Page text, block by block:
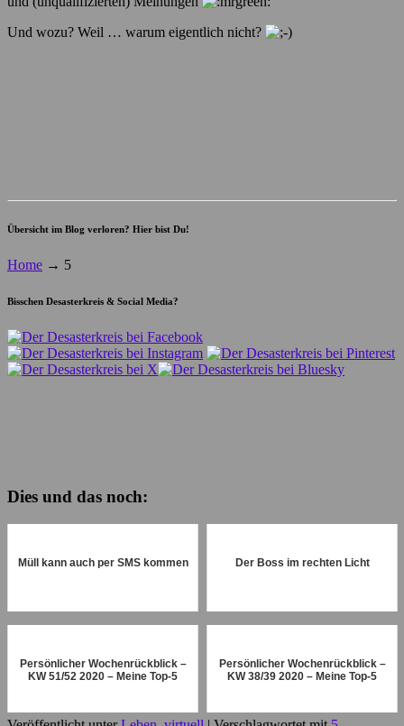
Und wozu? Weil … warum eigentlich nicht?
Übersicht im Blog verloren? Hier bist Du!
Home → 5
Bisschen Desasterkreis & Social Media?
Dies und das noch:
Müll kann auch per SMS kommen Der Boss im rechten Licht
Persönlicher Wochenrückblick –
KW 51/52 2020 – Meine Top-5
Persönlicher Wochenrückblick –
KW 38/39 2020 – Meine Top-5